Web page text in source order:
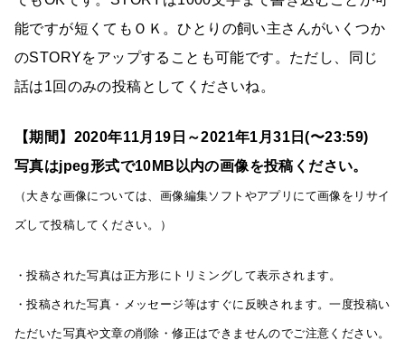
能ですが短くてもＯＫ。ひとりの飼い主さんがいくつか
のSTORYをアップすることも可能です。ただし、同じ
話は1回のみの投稿としてくださいね。
【期間】2020年11月19日～2021年1月31日(〜23:59)
写真はjpeg形式で10MB以内の画像を投稿ください。
（大きな画像については、画像編集ソフトやアプリにて画像をリサイ
ズして投稿してください。）
・投稿された写真は正方形にトリミングして表示されます。
・投稿された写真・メッセージ等はすぐに反映されます。一度投稿い
ただいた写真や文章の削除・修正はできませんのでご注意ください。